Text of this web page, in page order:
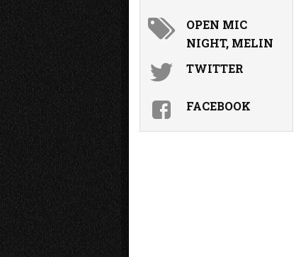
OPEN MIC
NIGHT, MELIN
TWITTER
FACEBOOK